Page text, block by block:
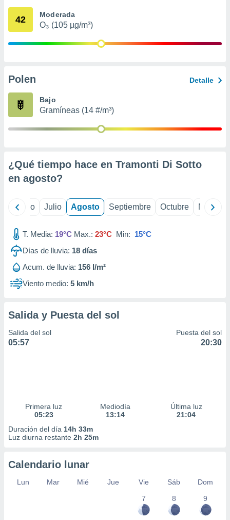
mediante
publicidad
de
42 Moderada
O₃ (105 µg/m³)
Polen Detalle
Bajo
Gramíneas (14 #/m³)
¿Qué tiempo hace en Tramonti Di Sotto
en agosto?
Junio Julio Agosto Septiembre Octubre
T. Media: 19°C Max.: 23°C Min: 15°C
Días de lluvia: 18 días
Acum. de lluvia: 156 l/m²
Viento medio: 5 km/h
Salida y Puesta del sol
Salida del sol
05:57
Puesta del sol
20:30
Primera luz
05:23
Mediodía
13:14
Última luz
21:04
Duración del día 14h 33m
Luz diurna restante 2h 25m
Calendario lunar
Lun Mar Mié Jue Vie Sáb
Dom
7
8 9